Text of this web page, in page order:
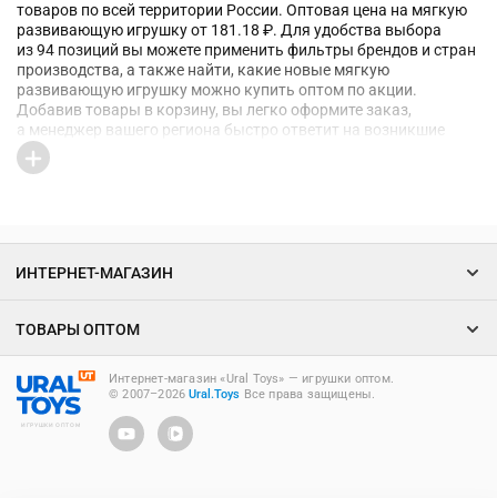
товаров по всей территории России. Оптовая цена на мягкую
развивающую игрушку от 181.18 ₽. Для удобства выбора
из 94 позиций вы можете применить фильтры брендов и стран
производства, а также найти, какие новые мягкую
развивающую игрушку можно купить оптом по акции.
Добавив товары в корзину, вы легко оформите заказ,
а менеджер вашего региона быстро ответит на возникшие
вопросы
ИГРУШКИ ОПТОМ
Интернет-магазин «Ural Toys» ― игрушки оптом.
© 2007–2026Ural.Toys Все права защищены.
ИНТЕРНЕТ-МАГАЗИН
ТОВАРЫ ОПТОМ